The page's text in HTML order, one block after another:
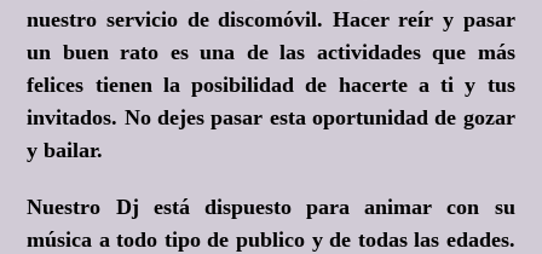
nuestro servicio de discomóvil. Hacer reír y pasar
un buen rato es una de las actividades que más
felices tienen la posibilidad de hacerte a ti y tus
invitados. No dejes pasar esta oportunidad de gozar
y bailar.
Nuestro Dj está dispuesto para animar con su
música a todo tipo de publico y de todas las edades.